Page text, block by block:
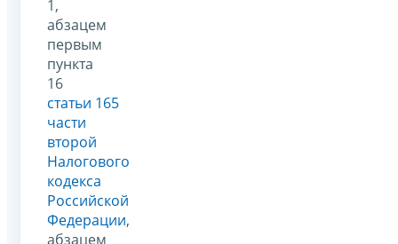
1,
абзацем
первым
пункта
16
статьи 165
части
второй
Налогового
кодекса
Российской
Федерации,
абзацем